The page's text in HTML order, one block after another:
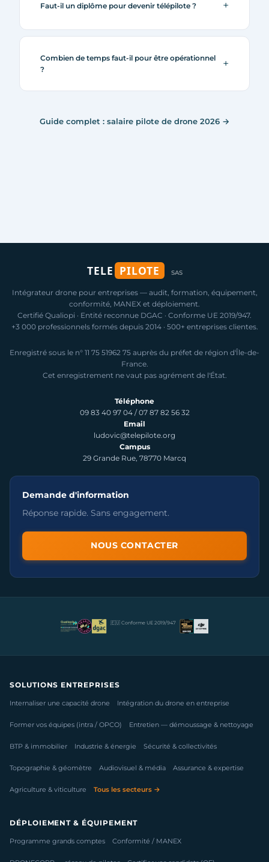
Faut-il un diplôme pour devenir télépilote ?
Combien de temps faut-il pour être opérationnel
?
Guide complet : salaire pilote de drone 2026 →
TELE PILOTE SAS
Intégrateur drone pour entreprises — audit, formation, équipement,
conformité, MANEX et déploiement.
Certifié Qualiopi · Entité reconnue DGAC · Conforme UE 2019/947.
+3 000 professionnels formés depuis 2014 · 500+ entreprises clientes.
Enregistré sous le n° 11 75 51962 75 auprès du préfet de région d'Île-de-
France.
Cet enregistrement ne vaut pas agrément de l'État.
Téléphone
09 83 40 97 04 /07 87 82 56 32
Email
ludovic@telepilote.org
Campus
29 Grande Rue, 78770 Marcq
Demande d'information
Réponse rapide. Sans engagement.
NOUS CONTACTER
🇪🇺 Conforme UE 2019/947
SOLUTIONS ENTREPRISES
Internaliser une capacité drone Intégration du drone en entreprise
Former vos équipes (intra / OPCO) Entretien — démoussage & nettoyage
BTP & immobilier Industrie & énergie Sécurité & collectivités
Topographie & géomètre Audiovisuel & média Assurance & expertise
Agriculture & viticulture Tous les secteurs →
DÉPLOIEMENT & ÉQUIPEMENT
Programme grands comptes Conformité / MANEX